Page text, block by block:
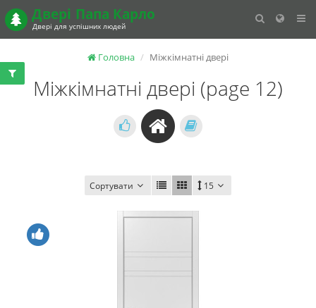
Двері Папа Карло
Двері для успішних людей
Головна Міжкімнатні двері
Міжкімнатні двері (page 12)
Сортувати 15